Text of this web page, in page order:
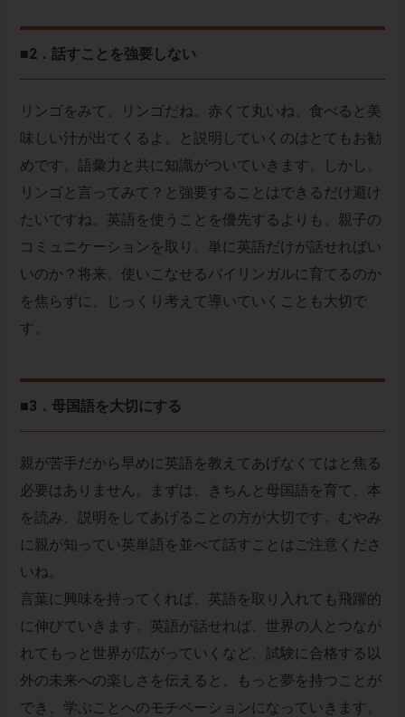
■2．話すことを強要しない
リンゴをみて、リンゴだね。赤くて丸いね、食べると美
味しい汁が出てくるよ。と説明していくのはとてもお勧
めです。語彙力と共に知識がついていきます。しかし、
リンゴと言ってみて？と強要することはできるだけ避け
たいですね。英語を使うことを優先するよりも、親子の
コミュニケーションを取り、単に英語だけが話せればい
いのか？将来、使いこなせるバイリンガルに育てるのか
を焦らずに、じっくり考えて導いていくことも大切で
す。
■3．母国語を大切にする
親が苦手だから早めに英語を教えてあげなくてはと焦る
必要はありません。まずは、きちんと母国語を育て、本
を読み、説明をしてあげることの方が大切です。むやみ
に親が知ってい英単語を並べて話すことはご注意くださ
いね。
言葉に興味を持ってくれば、英語を取り入れても飛躍的
に伸びていきます。英語が話せれば、世界の人とつなが
れてもっと世界が広がっていくなど、試験に合格する以
外の未来への楽しさを伝えると、もっと夢を持つことが
でき、学ぶことへのモチベーションになっていきます。